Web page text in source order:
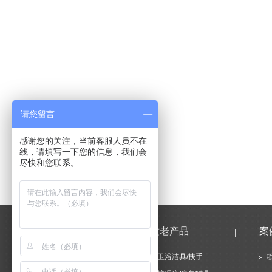
新闻中心
公司新闻
适老产品
卫浴洁具/扶手
案
请您留言
感谢您的关注，当前客服人员不在
线，请填写一下您的信息，我们会
尽快和您联系。